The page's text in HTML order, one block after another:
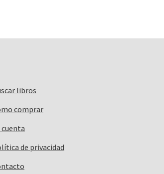
libros
comprar
cuenta
de privacidad